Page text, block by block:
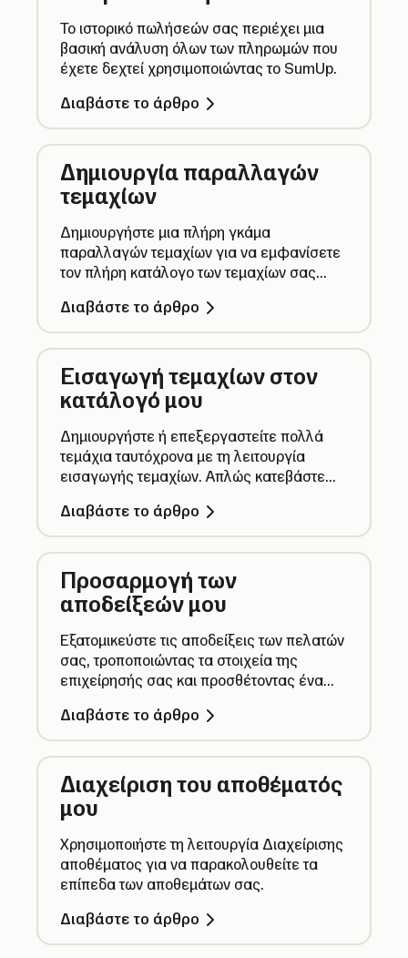
Το ιστορικό πωλήσεών σας περιέχει μια
βασική ανάλυση όλων των πληρωμών που
έχετε δεχτεί χρησιμοποιώντας το SumUp.
Διαβάστε το άρθρο
Δημιουργία παραλλαγών
τεμαχίων
Δημιουργήστε μια πλήρη γκάμα
παραλλαγών τεμαχίων για να εμφανίσετε
τον πλήρη κατάλογο των τεμαχίων σας
προσθέτετε κάθε τεμάχιο ξεχωριστά.
Διαβάστε το άρθρο
Εισαγωγή τεμαχίων στον
κατάλογό μου
Δημιουργήστε ή επεξεργαστείτε πολλά
τεμάχια ταυτόχρονα με τη λειτουργία
εισαγωγής τεμαχίων. Απλώς κατεβάστε
ανεβάστε όλα τα τεμάχια με μία μόνο
κίνηση.
Διαβάστε το άρθρο
Προσαρμογή των
αποδείξεών μου
Εξατομικεύστε τις αποδείξεις των πελατών
σας, τροποποιώντας τα στοιχεία της
επιχείρησής σας και προσθέτοντας ένα
επιχείρησής σας και τα χρώματα της
επιλογής σας.
Διαβάστε το άρθρο
Διαχείριση του αποθέματός
μου
Χρησιμοποιήστε τη λειτουργία Διαχείρισης
αποθέματος για να παρακολουθείτε τα
επίπεδα των αποθεμάτων σας.
Διαβάστε το άρθρο